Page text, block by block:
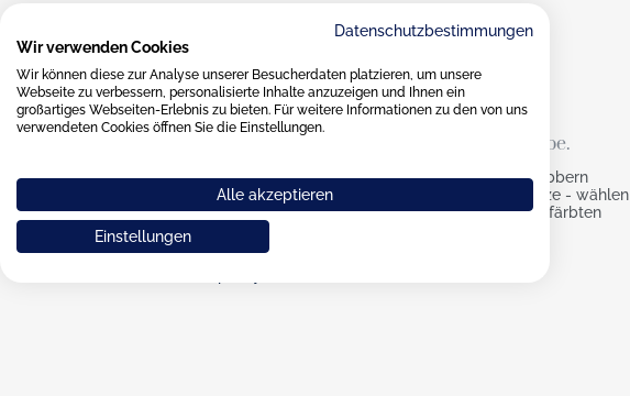
Dibbern Stabkerzen
Dibbern Stabkerzen – für jede Stimmung eine Kerzenfarbe.
Erhellen Sie Ihr Heim mit den 20cm großen und durchgefärbten Dibbern
Stabkerzen! Für jede Stimmung gibt es eine passende farbige Kerze - wählen
Sie aus einer Vielzahl von Farbtönen. Die gegossenen und durchgefärbten
Dibbern Kerzen bestehen aus Stearin.
Datenschutzbestimmungen
Wir verwenden Cookies
Wir können diese zur Analyse unserer Besucherdaten platzieren, um unsere
Webseite zu verbessern, personalisierte Inhalte anzuzeigen und Ihnen ein
großartiges Webseiten-Erlebnis zu bieten. Für weitere Informationen zu den von uns
verwendeten Cookies öffnen Sie die Einstellungen.
Alle akzeptieren
Einstellungen